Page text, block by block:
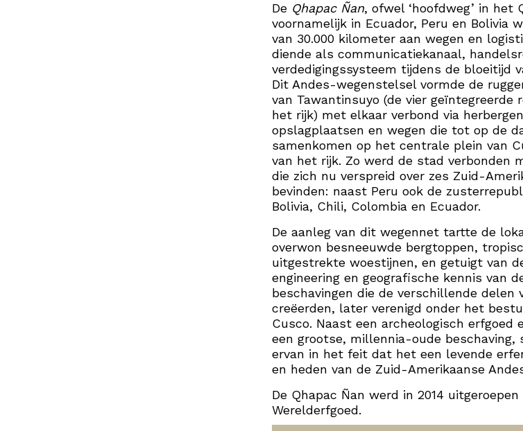
De Qhapac Ñan, ofwel ‘hoofdweg’ in het
voornamelijk in Ecuador, Peru en Bolivia
van 30.000 kilometer aan wegen en
diende als communicatiekanaal,
verdedigingssysteem tijdens de bloeitijd
Dit Andes-wegenstelsel vormde de
van Tawantinsuyo (de vier geïntegreerde
het rijk) met elkaar verbond via
opslagplaatsen en wegen die tot op de
samenkomen op het centrale plein van
van het rijk. Zo werd de stad verbonden
die zich nu verspreid over zes Zuid-
bevinden: naast Peru ook de
Bolivia, Chili, Colombia en Ecuador.
De aanleg van dit wegennet tartte de
overwon besneeuwde bergtoppen,
uitgestrekte woestijnen, en getuigt van
engineering en geografische kennis van
beschavingen die de verschillende delen
creëerden, later verenigd onder het
Cusco. Naast een archeologisch erfgoed
een grootse, millennia-oude beschaving,
ervan in het feit dat het een levende
en heden van de Zuid-Amerikaanse
De Qhapac Ñan werd in 2014
Werelderfgoed.